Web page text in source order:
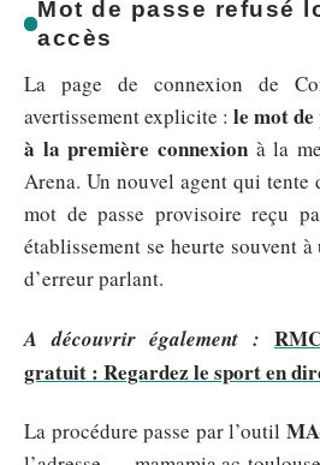
Mot de passe refusé
accès
La page de connexion de
avertissement explicite : le mot de
à la première connexion à la
Arena. Un nouvel agent qui tente
mot de passe provisoire reçu
établissement se heurte souvent à
d’erreur parlant.
A découvrir également :
gratuit : Regardez le sport en
La procédure passe par l’outil